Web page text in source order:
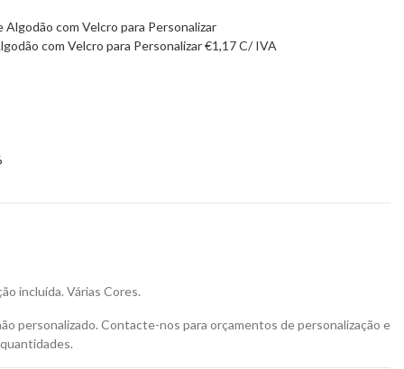
com Velcro para Personalizar€1,17C/ IVA
incluída. Várias Cores.
personalizado. Contacte-nos para orçamentos de personalização e